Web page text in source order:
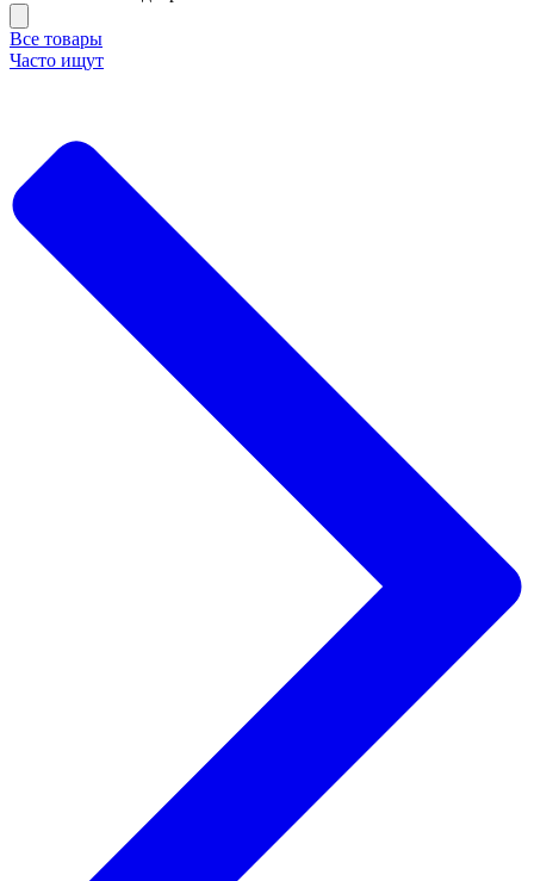
Все товары
Часто ищут